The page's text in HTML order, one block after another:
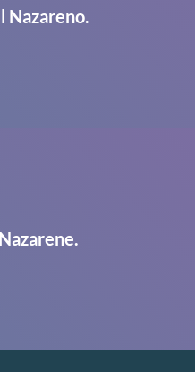
Nazareno.